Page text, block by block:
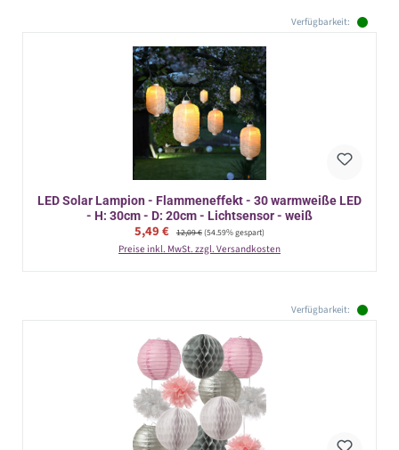
Verfügbarkeit:
LED Solar Lampion - Flammeneffekt - 30 warmweiße LED
- H: 30cm - D: 20cm - Lichtsensor - weiß
Verkaufspreis:
5,49 € Regulärer Preis:
12,09 €(54.59% gespart)
Preise inkl. MwSt. zzgl. Versandkosten
Verfügbarkeit: